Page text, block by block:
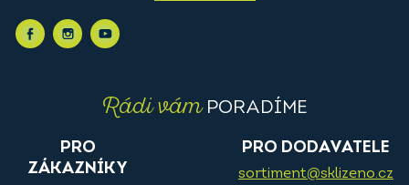
Rádi vámPORADÍME
PRO
ZÁKAZNÍKY
PRO DODAVATELE
sortiment@sklizeno.cz